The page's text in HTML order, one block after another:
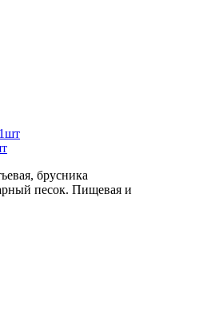
брусника
песок. Пищевая и